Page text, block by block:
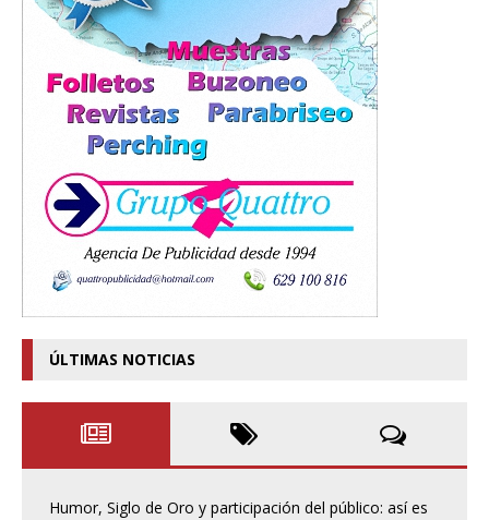
ÚLTIMAS NOTICIAS
Humor, Siglo de Oro y participación del público: así es